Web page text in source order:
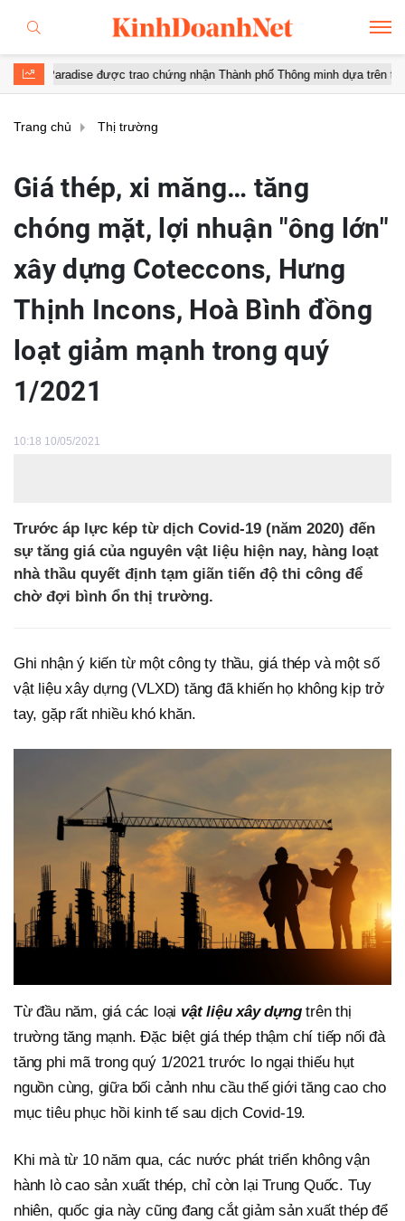
được trao chứng nhận Thành phố Thông minh dựa trên tiêu chuẩn toàn
Trang chủ Thị trường
Giá thép, xi măng… tăng
chóng mặt, lợi nhuận "ông lớn"
xây dựng Coteccons, Hưng
Thịnh Incons, Hoà Bình đồng
loạt giảm mạnh trong quý
1/2021
10:18 10/05/2021
Trước áp lực kép từ dịch Covid-19 (năm 2020) đến
sự tăng giá của nguyên vật liệu hiện nay, hàng loạt
nhà thầu quyết định tạm giãn tiến độ thi công để
chờ đợi bình ổn thị trường.
Ghi nhận ý kiến từ một công ty thầu, giá thép và một số
vật liệu xây dựng (VLXD) tăng đã khiến họ không kịp trở
tay, gặp rất nhiều khó khăn.
Từ đầu năm, giá các loại vật liệu xây dựngtrên thị
trường tăng mạnh. Đặc biệt giá thép thậm chí tiếp nối đà
tăng phi mã trong quý 1/2021 trước lo ngại thiếu hụt
nguồn cùng, giữa bối cảnh nhu cầu thế giới tăng cao cho
mục tiêu phục hồi kinh tế sau dịch Covid-19.
Khi mà từ 10 năm qua, các nước phát triển không vận
hành lò cao sản xuất thép, chỉ còn lại Trung Quốc. Tuy
nhiên, quốc gia này cũng đang cắt giảm sản xuất thép để